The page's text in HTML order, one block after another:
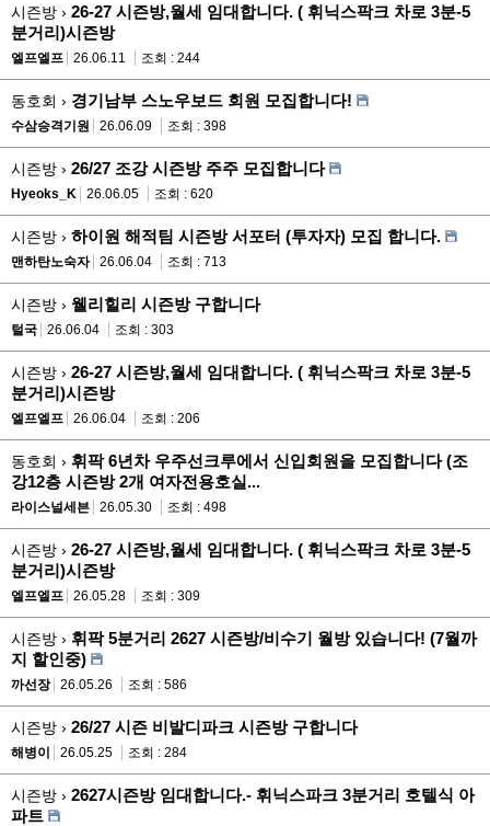
시즌방 › 26-27 시즌방,월세 임대합니다. ( 휘닉스팍크 차로 3분-5
분거리)시즌방
엘프엘프 26.06.11 조회 : 244
동호회 › 경기남부 스노우보드 회원 모집합니다!
수삼승격기원 26.06.09 조회 : 398
시즌방 › 26/27 조강 시즌방 주주 모집합니다
Hyeoks_K 26.06.05 조회 : 620
시즌방 › 하이원 해적팀 시즌방 서포터 (투자자) 모집 합니다.
맨하탄노숙자 26.06.04 조회 : 713
시즌방 › 웰리힐리 시즌방 구합니다
털국 26.06.04 조회 : 303
시즌방 › 26-27 시즌방,월세 임대합니다. ( 휘닉스팍크 차로 3분-5
분거리)시즌방
엘프엘프 26.06.04 조회 : 206
동호회 › 휘팍 6년차 우주선크루에서 신입회원을 모집합니다 (조
강12층 시즌방 2개 여자전용호실...
라이스널세븐 26.05.30 조회 : 498
시즌방 › 26-27 시즌방,월세 임대합니다. ( 휘닉스팍크 차로 3분-5
분거리)시즌방
엘프엘프 26.05.28 조회 : 309
시즌방 › 휘팍 5분거리 2627 시즌방/비수기 월방 있습니다! (7월까
지 할인중)
까선장 26.05.26 조회 : 586
시즌방 › 26/27 시즌 비발디파크 시즌방 구합니다
해병이 26.05.25 조회 : 284
시즌방 › 2627시즌방 임대합니다.- 휘닉스파크 3분거리 호텔식 아
파트